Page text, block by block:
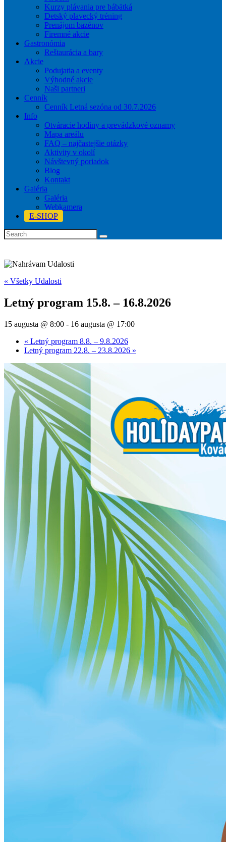
Kurzy plávania pre bábätká
Detský plavecký tréning
Prenájom bazénov
Firemné akcie
Gastronómia
Reštaurácia a bary
Akcie
Podujatia a eventy
Výhodné akcie
Naši partneri
Cenník
Cenník Letná sezóna od 30.7.2026
Info
Otváracie hodiny a prevádzkové oznamy
Mapa areálu
FAQ – najčastejšie otázky
Aktivity v okolí
Návštevný poriadok
Blog
Kontakt
Galéria
Galéria
Webkamera
E-SHOP
« Všetky Udalosti
Letný program 15.8. – 16.8.2026
15 augusta @ 8:00 - 16 augusta @ 17:00
« Letný program 8.8. – 9.8.2026
Letný program 22.8. – 23.8.2026 »